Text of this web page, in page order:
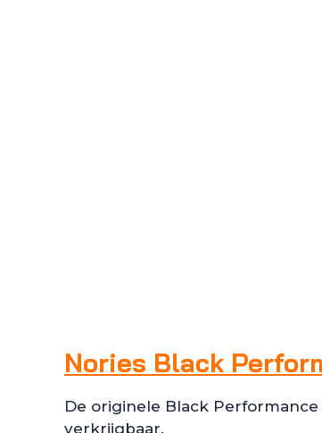
Nories Black
De originele Black
verkrijgbaar.